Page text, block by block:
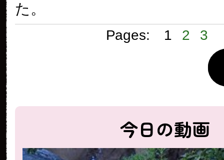
た。
Pages: 1 2 3
今日の動画